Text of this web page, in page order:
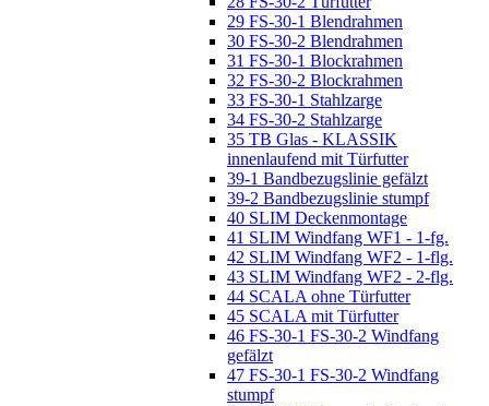
29 FS-30-1 Blendrahmen
30 FS-30-2 Blendrahmen
31 FS-30-1 Blockrahmen
32 FS-30-2 Blockrahmen
33 FS-30-1 Stahlzarge
34 FS-30-2 Stahlzarge
35 TB Glas - KLASSIK
innenlaufend mit Türfutter
39-1 Bandbezugslinie gefälzt
39-2 Bandbezugslinie stumpf
40 SLIM Deckenmontage
41 SLIM Windfang WF1 - 1-fg.
42 SLIM Windfang WF2 - 1-flg.
43 SLIM Windfang WF2 - 2-flg.
44 SCALA ohne Türfutter
45 SCALA mit Türfutter
46 FS-30-1 FS-30-2 Windfang
gefälzt
47 FS-30-1 FS-30-2 Windfang
stumpf